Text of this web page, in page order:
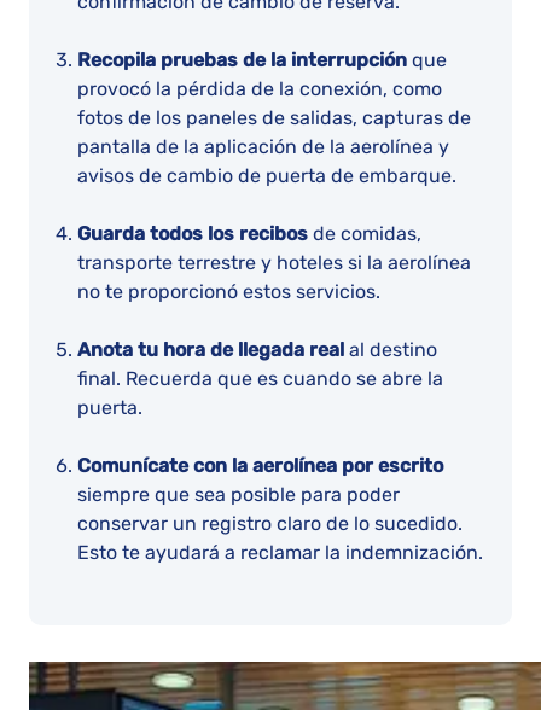
Recopila pruebas de la interrupción que
provocó la pérdida de la conexión, como
fotos de los paneles de salidas, capturas de
pantalla de la aplicación de la aerolínea y
avisos de cambio de puerta de embarque.
Guarda todos los recibos de comidas,
transporte terrestre y hoteles si la aerolínea
no te proporcionó estos servicios.
Anota tu hora de llegada real al destino
final. Recuerda que es cuando se abre la
puerta.
Comunícate con la aerolínea por escrito
siempre que sea posible para poder
conservar un registro claro de lo sucedido.
Esto te ayudará a reclamar la indemnización.